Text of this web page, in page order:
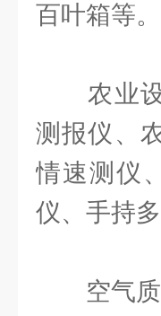
百叶箱等。
农业设
测报仪、
情速测仪
仪、手持
空气质